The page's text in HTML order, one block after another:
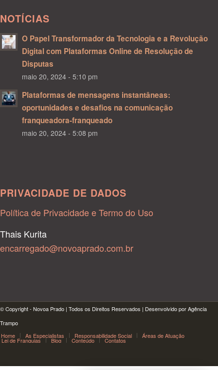
NOTÍCIAS
O Papel Transformador da Tecnologia e a Revolução
Digital com Plataformas Online de Resolução de
Disputas
maio 20, 2024 - 5:10 pm
Plataformas de mensagens instantâneas:
oportunidades e desafios na comunicação
franqueadora-franqueado
maio 20, 2024 - 5:08 pm
PRIVACIDADE DE DADOS
Política de Privacidade e Termo do Uso
Thais Kurita
encarregado@novoaprado.com.br
© Copyright - Novoa Prado | Todos os Direitos Reservados | Desenvolvido por Agência
Trampo
Home
As Especialistas Responsabilidade Social Áreas de Atuação
Lei de Franquias Blog Conteúdo Contatos